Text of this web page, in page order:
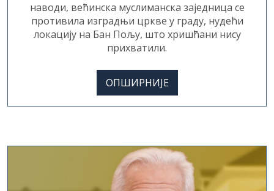
противила изградњи цркве у граду, нудећи
локацију на Бан Пољу, што хришћани нису
прихватили.
ОПШИРНИЈЕ